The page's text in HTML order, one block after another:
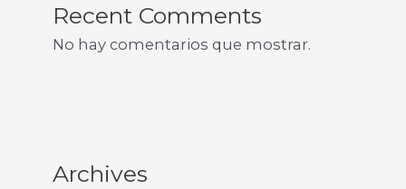
Recent Comments
No hay comentarios que mostrar.
Archives